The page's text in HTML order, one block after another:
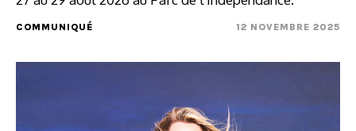
COMMUNIQUÉ 12 NOVEMBRE 2025